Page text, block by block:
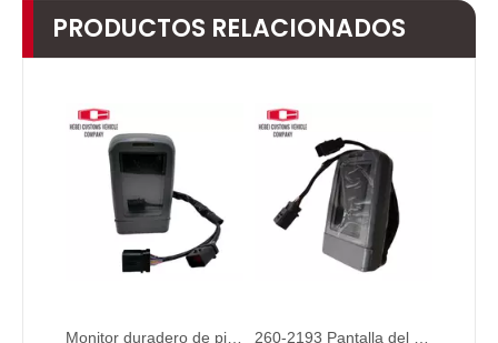
PRODUCTOS RELACIONADOS